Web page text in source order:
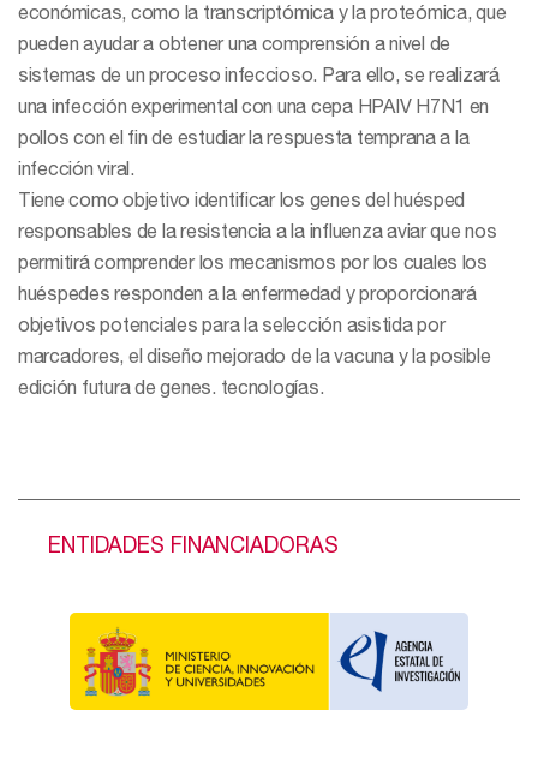
económicas, como la transcriptómica y la proteómica, que
pueden ayudar a obtener una comprensión a nivel de
sistemas de un proceso infeccioso. Para ello, se realizará
una infección experimental con una cepa HPAIV H7N1 en
pollos con el fin de estudiar la respuesta temprana a la
infección viral.
Tiene como objetivo identificar los genes del huésped
responsables de la resistencia a la influenza aviar que nos
permitirá comprender los mecanismos por los cuales los
huéspedes responden a la enfermedad y proporcionará
objetivos potenciales para la selección asistida por
marcadores, el diseño mejorado de la vacuna y la posible
edición futura de genes. tecnologías.
ENTIDADES FINANCIADORAS